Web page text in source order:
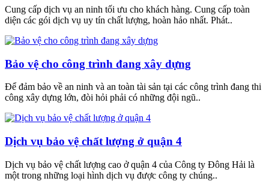
Cung cấp dịch vụ an ninh tối ưu cho khách hàng. Cung cấp toàn
diện các gói dịch vụ uy tín chất lượng, hoàn hảo nhất. Phát..
Bảo vệ cho công trình đang xây dựng
Để đảm bảo về an ninh và an toàn tài sản tại các công trình đang thi
công xây dựng lớn, đòi hỏi phải có những đội ngũ..
Dịch vụ bảo vệ chất lượng ở quận 4
Dịch vụ bảo vệ chất lượng cao ở quận 4 của Công ty Đông Hải là
một trong những loại hình dịch vụ được công ty chúng..